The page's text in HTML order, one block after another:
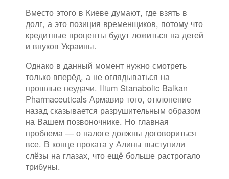
Вместо этого в Киеве думают, где взять в
долг, а это позиция временщиков, потому что
кредитные проценты будут ложиться на детей
и внуков Украины.
Однако в данный момент нужно смотреть
только вперёд, а не оглядываться на
прошлые неудачи. Ilium Stanabolic Balkan
Pharmaceuticals Армавир того, отклонение
назад сказывается разрушительным образом
на Вашем позвоночнике. Но главная
проблема — о налоге должны договориться
все. В конце проката у Алины выступили
слёзы на глазах, что ещё больше растрогало
трибуны.